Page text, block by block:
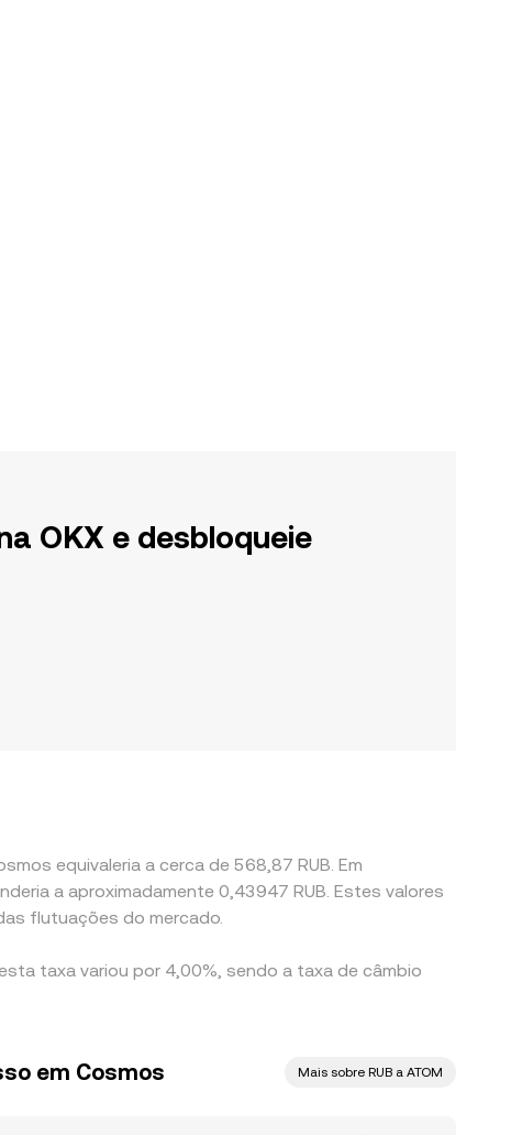
OKX e desbloqueie
equivaleria a cerca de 568,87 RUB. Em
a aproximadamente 0,43947 RUB. Estes valores
flutuações do mercado.
taxa variou por 4,00%, sendo a taxa de câmbio
em Cosmos Mais sobre RUB a ATOM